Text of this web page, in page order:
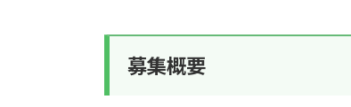
募集概要